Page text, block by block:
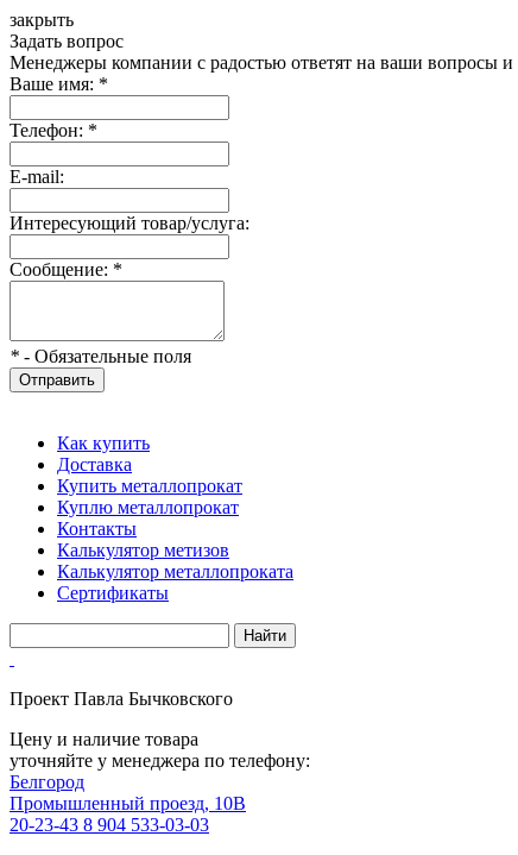
закрыть
Задать вопрос
Менеджеры компании с радостью ответят на ваши вопросы и
Ваше имя: *
Телефон: *
E-mail:
Интересующий товар/услуга:
Сообщение: *
* - Обязательные поля
Отправить
Как купить
Доставка
Купить металлопрокат
Куплю металлопрокат
Контакты
Калькулятор метизов
Калькулятор металлопроката
Сертификаты
Проект Павла Бычковского
Цену и наличие товара
уточняйте у менеджера по телефону:
Белгород
Промышленный проезд, 10В
20-23-43 8 904 533-03-03